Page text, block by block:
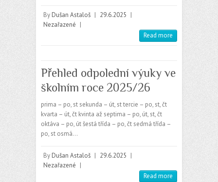
By Dušan Astaloš | 29.6.2025 |
Nezařazené |
Read more
Přehled odpolední výuky ve
školním roce 2025/26
prima – po, st sekunda – út, st tercie – po, st, čt
kvarta – út, čt kvinta až septima – po, út, st, čt
oktáva – po, út šestá třída – po, čt sedmá třída –
po, st osmá…
By Dušan Astaloš | 29.6.2025 |
Nezařazené |
Read more